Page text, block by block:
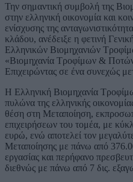
Την σημαντική συμβολή της
στην ελληνική οικονομία και
ενίσχυσης της
κλάδου, ανέδειξε η φετινή
Ελληνικών Βιομηχανιών
«Βιομηχανία Τροφίμων &
Επιχειρώντας σε ένα συνεχώς
Η Ελληνική Βιομηχανία
πυλώνα της ελληνικής
θέση στη Μεταποίηση,
επιχειρήσεων του τομέα, με
ευρώ, ενώ αποτελεί τον
Μεταποίησης με πάνω από
εργασίας και περήφανο
διεθνώς με πάνω από 7 δις.